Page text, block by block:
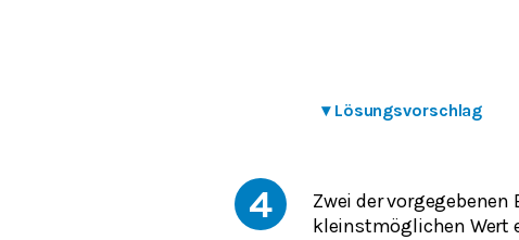
▾ Lösungsvorschlag
4
Zwei der
kleinstmöglichen Wert